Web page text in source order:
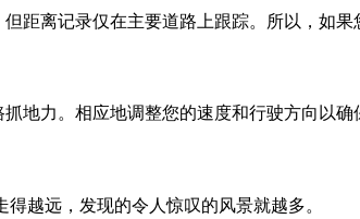
距离记录仅在主要道路上跟踪。所以，如果
地力。相应地调整您的速度和行驶方向以确
越远，发现的令人惊叹的风景就越多。